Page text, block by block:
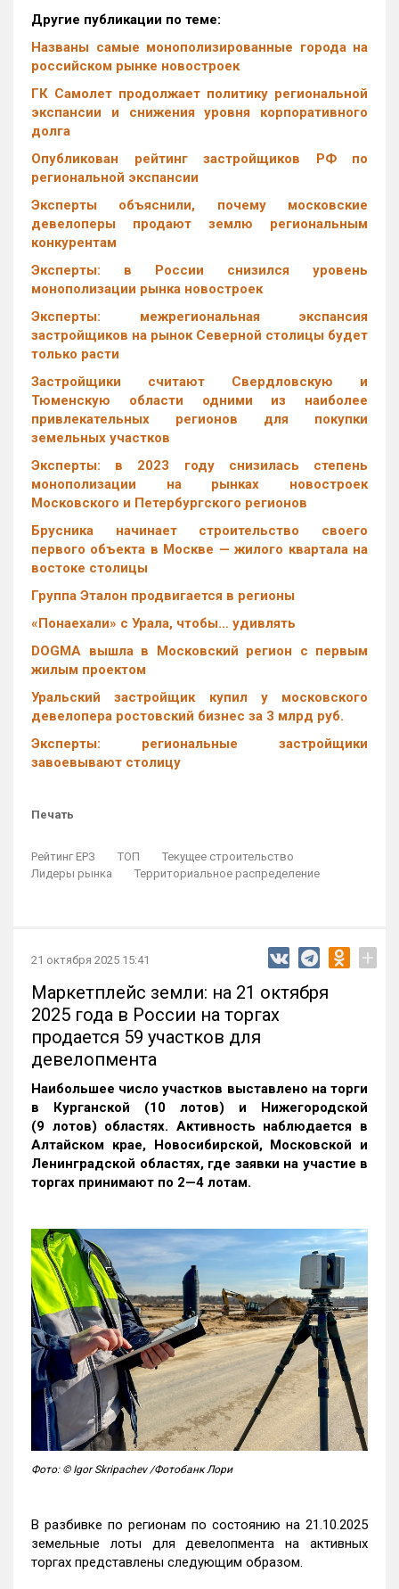
Другие публикации по теме:
Названы самые монополизированные города на
российском рынке новостроек
ГК Самолет продолжает политику региональной
экспансии и снижения уровня корпоративного
долга
Опубликован рейтинг застройщиков РФ по
региональной экспансии
Эксперты объяснили, почему московские
девелоперы продают землю региональным
конкурентам
Эксперты: в России снизился уровень
монополизации рынка новостроек
Эксперты: межрегиональная экспансия
застройщиков на рынок Северной столицы будет
только расти
Застройщики считают Свердловскую и
Тюменскую области одними из наиболее
привлекательных регионов для покупки
земельных участков
Эксперты: в 2023 году снизилась степень
монополизации на рынках новостроек
Московского и Петербургского регионов
Брусника начинает строительство своего
первого объекта в Москве — жилого квартала на
востоке столицы
Группа Эталон продвигается в регионы
«Понаехали» с Урала, чтобы… удивлять
DOGMA вышла в Московский регион с первым
жилым проектом
Уральский застройщик купил у московского
девелопера ростовский бизнес за 3 млрд руб.
Эксперты: региональные застройщики
завоевывают столицу
Печать
Рейтинг ЕРЗ ТОП
Текущее строительство
Лидеры рынка
Территориальное распределение
21 октября 2025 15:41 +
Маркетплейс земли: на 21 октября
2025 года в России на торгах
продается 59 участков для
девелопмента
Наибольшее число участков выставлено на торги
в Курганской (10 лотов) и Нижегородской
(9 лотов) областях. Активность наблюдается в
Алтайском крае, Новосибирской, Московской и
Ленинградской областях, где заявки на участие в
торгах принимают по 2—4 лотам.
Фото: © Igor Skripachev /Фотобанк Лори
В разбивке по регионам по состоянию на 21.10.2025
земельные лоты для девелопмента на активных
торгах представлены следующим образом.